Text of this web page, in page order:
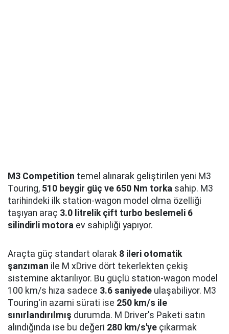
M3 Competition temel alınarak geliştirilen yeni M3
Touring, 510 beygir güç ve 650 Nm torka sahip. M3
tarihindeki ilk station-wagon model olma özelliği
taşıyan araç 3.0 litrelik çift turbo beslemeli 6
silindirli motora ev sahipliği yapıyor.
Araçta güç standart olarak 8 ileri otomatik
şanzıman ile M xDrive dört tekerlekten çekiş
sistemine aktarılıyor. Bu güçlü station-wagon model
100 km/s hıza sadece 3.6 saniyede ulaşabiliyor. M3
Touring'in azami sürati ise 250 km/s ile
sınırlandırılmış durumda. M Driver's Paketi satın
alındığında ise bu değeri 280 km/s'ye çıkarmak